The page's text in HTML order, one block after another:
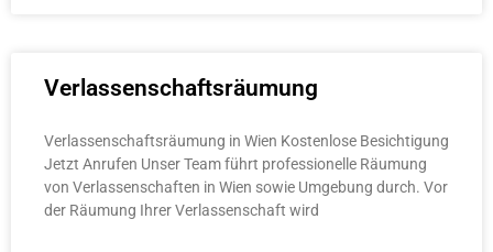
Verlassenschaftsräumung
Verlassenschaftsräumung in Wien Kostenlose Besichtigung
Jetzt Anrufen Unser Team führt professionelle Räumung
von Verlassenschaften in Wien sowie Umgebung durch. Vor
der Räumung Ihrer Verlassenschaft wird